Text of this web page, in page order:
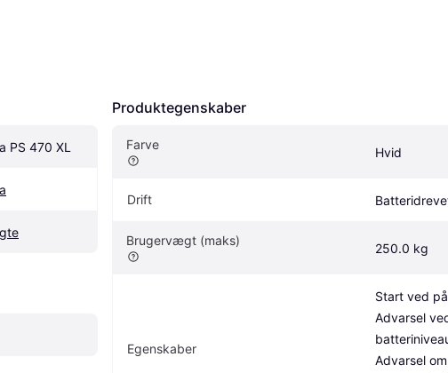
PS 470 XL
Produktegenskaber
Farve
Hvid
Drift
Brugervægt (maks)
250.0 kg
Egenskaber
Start ved
Advarsel
Advarsel om